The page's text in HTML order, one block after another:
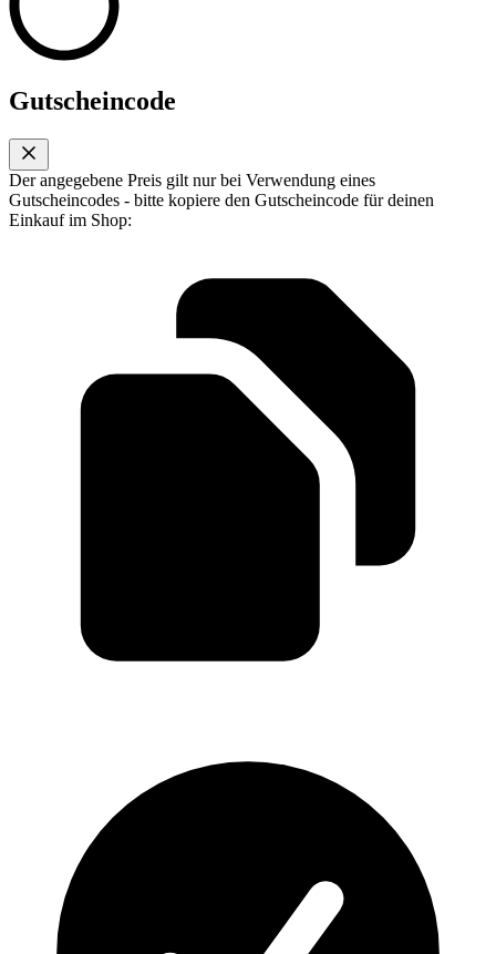
Gutscheincode
Der angegebene Preis gilt nur bei Verwendung eines
Gutscheincodes - bitte kopiere den Gutscheincode für deinen
Einkauf im Shop: